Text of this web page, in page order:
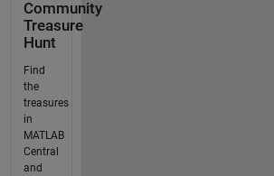
Community
Treasure
Hunt
Find
the
treasures
in
MATLAB
Central
and